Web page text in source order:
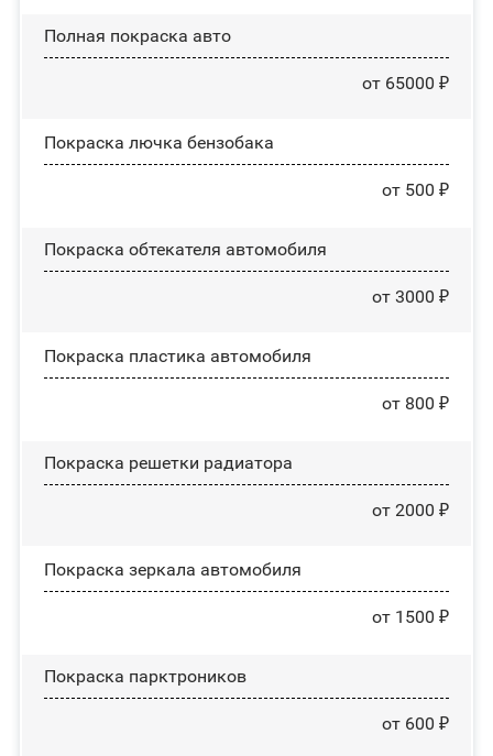
Полная покраска авто
от 65000 ₽
Покраска лючка бензобака
от 500 ₽
Покраска обтекателя автомобиля
от 3000 ₽
Покраска пластика автомобиля
от 800 ₽
Покраска решетки радиатора
от 2000 ₽
Покраска зеркала автомобиля
от 1500 ₽
Покраска парктроников
от 600 ₽